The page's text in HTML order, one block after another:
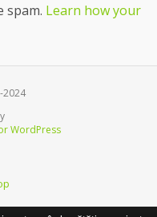
spam. Learn how your
2024
WordPress